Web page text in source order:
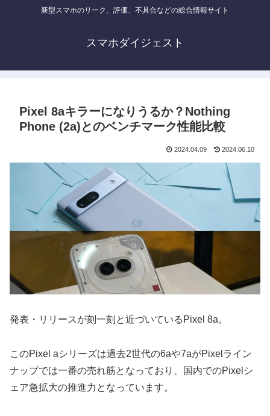
新型スマホのリーク、評価、不具合などの総合情報サイト
スマホダイジェスト
Pixel 8aキラーになりうるか？Nothing
Phone (2a)とのベンチマーク性能比較
2024.04.09 2024.06.10
発表・リリースが刻一刻と近づいているPixel 8a。
このPixel aシリーズは過去2世代の6aや7aがPixelライン
ナップでは一番の売れ筋となっており、国内でのPixelシ
ェア急拡大の推進力となっています。